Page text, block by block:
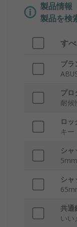
製品情報
製品を検
す
ブラ
プロ
耐候
ロ
キー
シャ
5mm
シャ
共通
いい